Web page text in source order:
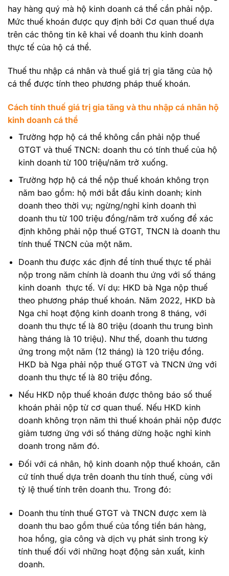
hay hàng quý mà hộ kinh doanh cá thể cần phải nộp.
Mức thuế khoán được quy định bởi Cơ quan thuế dựa
trên các thông tin kê khai về doanh thu kinh doanh
thực tế của hộ cá thể.
Thuế thu nhập cá nhân và thuế giá trị gia tăng của hộ
cá thể được tính theo phương pháp thuế khoán.
Cách tính thuế giá trị gia tăng và thu nhập cá nhân hộ
kinh doanh cá thể
Trường hợp hộ cá thể không cần phải nộp thuế
GTGT và thuế TNCN: doanh thu có tính thuế của hộ
kinh doanh từ 100 triệu/năm trở xuống.
Trường hợp hộ cá thể nộp thuế khoán không trọn
năm bao gồm: hộ mới bắt đầu kinh doanh; kinh
doanh theo thời vụ; ngừng/nghỉ kinh doanh thì
doanh thu từ 100 triệu đồng/năm trở xuống để xác
định không phải nộp thuế GTGT, TNCN là doanh thu
tính thuế TNCN của một năm.
Doanh thu được xác định để tính thuế thực tế phải
nộp trong năm chính là doanh thu ứng với số tháng
kinh doanh thực tế. Ví dụ: HKD bà Nga nộp thuế
theo phương pháp thuế khoán. Năm 2022, HKD bà
Nga chỉ hoạt động kinh doanh trong 8 tháng, với
doanh thu thực tế là 80 triệu (doanh thu trung bình
hàng tháng là 10 triệu). Như thế, doanh thu tương
ứng trong một năm (12 tháng) là 120 triệu đồng.
HKD bà Nga phải nộp thuế GTGT và TNCN ứng với
doanh thu thực tế là 80 triệu đồng.
Nếu HKD nộp thuế khoán được thông báo số thuế
khoán phải nộp từ cơ quan thuế. Nếu HKD kinh
doanh không trọn năm thì thuế khoán phải nộp được
giảm tương ứng với số tháng dừng hoặc nghỉ kinh
doanh trong năm đó.
Đối với cá nhân, hộ kinh doanh nộp thuế khoán, căn
cứ tính thuế dựa trên doanh thu tính thuế, cùng với
tỷ lệ thuế tính trên doanh thu. Trong đó:
Doanh thu tính thuế GTGT và TNCN được xem là
doanh thu bao gồm thuế của tổng tiền bán hàng,
hoa hồng, gia công và dịch vụ phát sinh trong kỳ
tính thuế đối với những hoạt động sản xuất, kinh
doanh.